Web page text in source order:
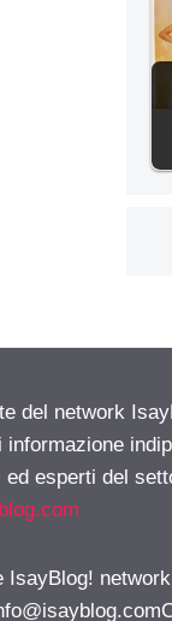
del network
esperti del